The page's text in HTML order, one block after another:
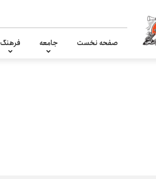
صفحه نخست جامعه فرهنگ